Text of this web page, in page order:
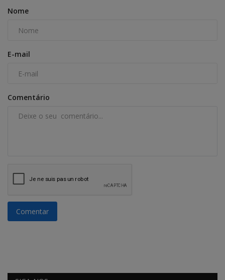
Nome
E-mail
Comentário
Comentar